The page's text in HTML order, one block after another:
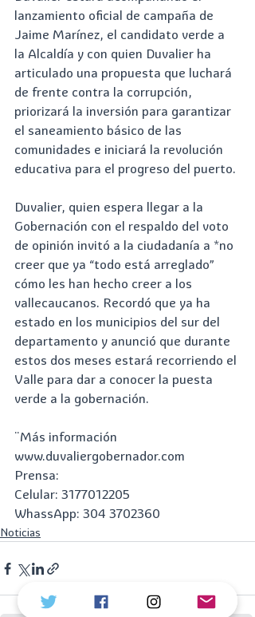
lanzamiento oficial de campaña de
Jaime Marínez, el candidato verde a
la Alcaldía y con quien Duvalier ha
articulado una propuesta que luchará
de frente contra la corrupción,
priorizará la inversión para garantizar
el saneamiento básico de las
comunidades e iniciará la revolución
educativa para el progreso del puerto.
Duvalier, quien espera llegar a la
Gobernación con el respaldo del voto
de opinión invitó a la ciudadanía a *no
creer que ya “todo está arreglado”
cómo les han hecho creer a los
vallecaucanos. Recordó que ya ha
estado en los municipios del sur del
departamento y anunció que durante
estos dos meses estará recorriendo el
Valle para dar a conocer la puesta
verde a la gobernación.
¨Más información
www.duvaliergobernador.com
Prensa:
Celular: 3177012205
WhassApp: 304 3702360
Noticias